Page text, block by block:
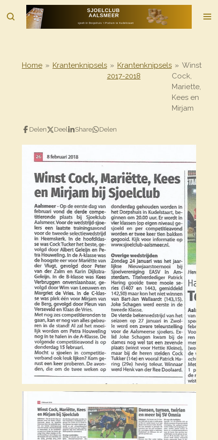
direct
Home » Krantenknipsels » Krantenknipsels
2017-2018
» Winst
Cock,
Mariette,
Kees en
Mirjam
Delen Deel Share Delen